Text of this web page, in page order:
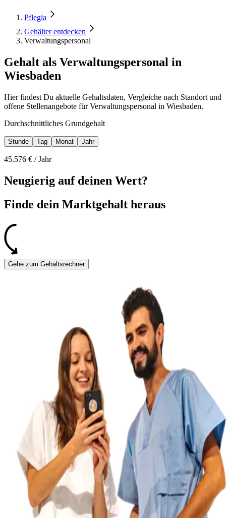
Pflegia
Gehälter entdecken
Verwaltungspersonal
Gehalt als Verwaltungspersonal in
Wiesbaden
Hier findest Du aktuelle Gehaltsdaten, Vergleiche nach Standort und
offene Stellenangebote für Verwaltungspersonal in Wiesbaden.
Durchschnittliches Grundgehalt
Stunde Tag Monat Jahr
45.576 € /Jahr
Neugierig auf deinen Wert?
Finde dein Marktgehalt heraus
Gehe zum Gehaltsrechner